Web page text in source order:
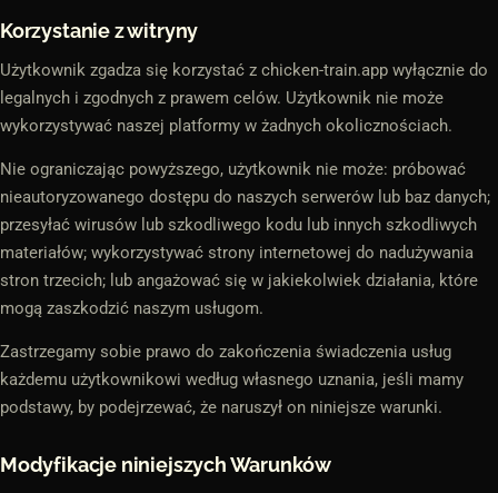
Korzystanie z witryny
Użytkownik zgadza się korzystać z chicken-train.app wyłącznie do
legalnych i zgodnych z prawem celów. Użytkownik nie może
wykorzystywać naszej platformy w żadnych okolicznościach.
Nie ograniczając powyższego, użytkownik nie może: próbować
nieautoryzowanego dostępu do naszych serwerów lub baz danych;
przesyłać wirusów lub szkodliwego kodu lub innych szkodliwych
materiałów; wykorzystywać strony internetowej do nadużywania
stron trzecich; lub angażować się w jakiekolwiek działania, które
mogą zaszkodzić naszym usługom.
Zastrzegamy sobie prawo do zakończenia świadczenia usług
każdemu użytkownikowi według własnego uznania, jeśli mamy
podstawy, by podejrzewać, że naruszył on niniejsze warunki.
Modyfikacje niniejszych Warunków